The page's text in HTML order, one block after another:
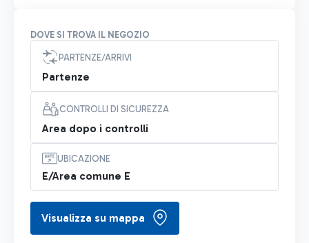
DOVE SI TROVA IL NEGOZIO
PARTENZE/ARRIVI
Partenze
CONTROLLI DI SICUREZZA
Area dopo i controlli
UBICAZIONE
E/Area comune E
Visualizza su mappa